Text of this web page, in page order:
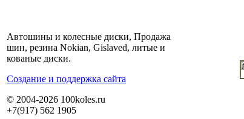
Автошины и колесные диски, Продажа
шин, резина Nokian, Gislaved, литые и
кованые диски.
Cоздание и поддержка сайта
© 2004-2026 100koles.ru
+7(917) 562 1905